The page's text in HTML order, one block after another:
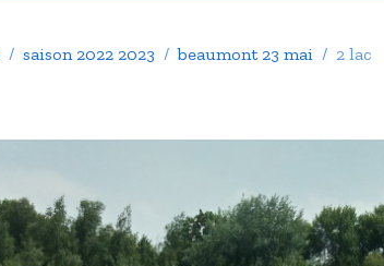
saison 2022 2023 beaumont 23 mai 2 lac